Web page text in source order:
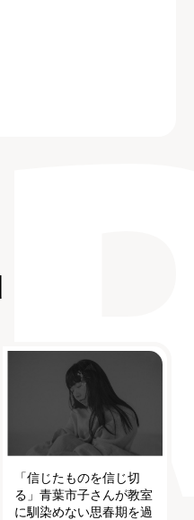
「信じたものを信じ切
る」青葉市子さんが教室
に馴染めない思春期を過